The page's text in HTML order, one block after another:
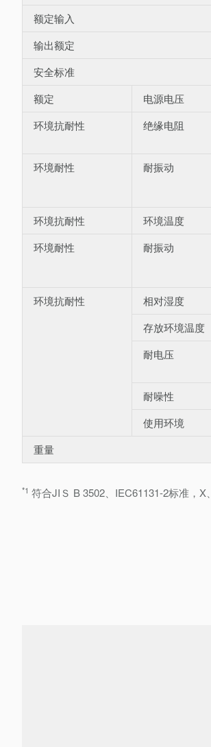
额定输入
输出额定
安全标准
额定
电源电压
环境抗耐性
绝缘电阻
环境耐性
耐振动
环境抗耐性 环境温度
环境耐性
耐振动
环境抗耐性 相对湿度
存放环境温度
耐电压
耐噪性
使用环境
重量
*1 符合JIＳ B 3502、IEC61131-2标准，